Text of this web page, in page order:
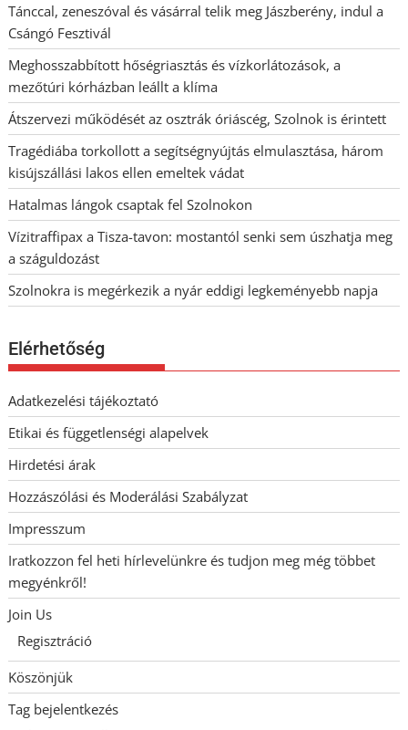
Tánccal, zeneszóval és vásárral telik meg Jászberény, indul a
Csángó Fesztivál
Meghosszabbított hőségriasztás és vízkorlátozások, a
mezőtúri kórházban leállt a klíma
Átszervezi működését az osztrák óriáscég, Szolnok is érintett
Tragédiába torkollott a segítségnyújtás elmulasztása, három
kisújszállási lakos ellen emeltek vádat
Hatalmas lángok csaptak fel Szolnokon
Vízitraffipax a Tisza-tavon: mostantól senki sem úszhatja meg
a száguldozást
Szolnokra is megérkezik a nyár eddigi legkeményebb napja
Elérhetőség
Adatkezelési tájékoztató
Etikai és függetlenségi alapelvek
Hirdetési árak
Hozzászólási és Moderálási Szabályzat
Impresszum
Iratkozzon fel heti hírlevelünkre és tudjon meg még többet
megyénkről!
Join Us
Regisztráció
Köszönjük
Tag bejelentkezés